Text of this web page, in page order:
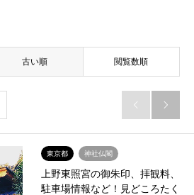
古い順 閲覧数順
 
東京都 神社仏閣
上野東照宮の御朱印、拝観料、
駐車場情報など！見どころたく